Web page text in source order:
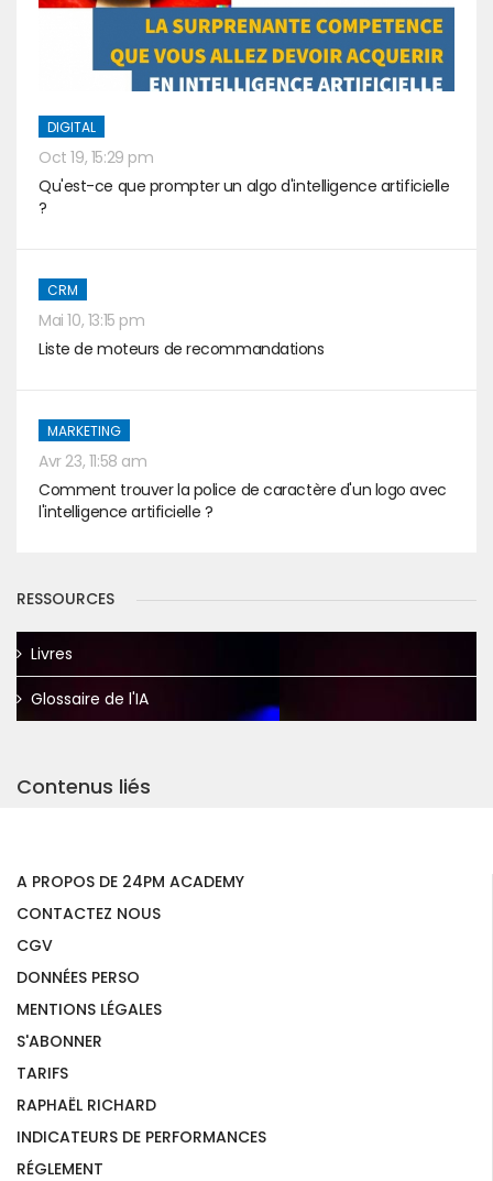
DIGITAL
Oct 19, 15:29 pm
Qu'est-ce que prompter un algo d'intelligence artificielle
?
CRM
Mai 10, 13:15 pm
Liste de moteurs de recommandations
MARKETING
Avr 23, 11:58 am
Comment trouver la police de caractère d'un logo avec
l'intelligence artificielle ?
RESSOURCES
Livres
Glossaire de l'IA
Contenus liés
A PROPOS DE 24PM ACADEMY
CONTACTEZ NOUS
CGV
DONNÉES PERSO
MENTIONS LÉGALES
S'ABONNER
TARIFS
RAPHAËL RICHARD
INDICATEURS DE PERFORMANCES
RÉGLEMENT